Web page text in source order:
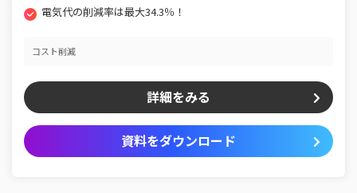
電気代の削減率は最大34.3％！
コスト削減
詳細をみる
資料をダウンロード